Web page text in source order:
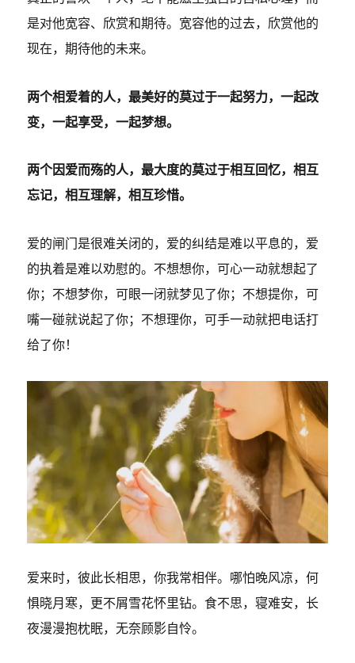
是对他宽容、欣赏和期待。宽容他的过去，欣赏他的
现在，期待他的未来。
两个相爱着的人，最美好的莫过于一起努力，一起改
变，一起享受，一起梦想。
两个因爱而殇的人，最大度的莫过于相互回忆，相互
忘记，相互理解，相互珍惜。
爱的闸门是很难关闭的，爱的纠结是难以平息的，爱
的执着是难以劝慰的。不想想你，可心一动就想起了
你；不想梦你，可眼一闭就梦见了你；不想提你，可
嘴一碰就说起了你；不想理你，可手一动就把电话打
给了你！
爱来时，彼此长相思，你我常相伴。哪怕晚风凉，何
惧晓月寒，更不屑雪花怀里钻。食不思，寝难安，长
夜漫漫抱枕眠，无奈顾影自怜。